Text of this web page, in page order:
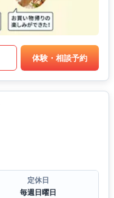
体験・相談予約
定休日
毎週日曜日